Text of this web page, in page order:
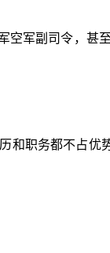
空军副司令，甚
和职务都不占优